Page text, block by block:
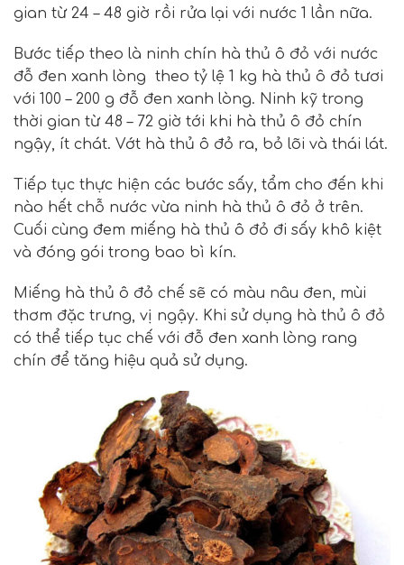
gian từ 24 – 48 giờ rồi rửa lại với nước 1 lần nữa.
Bước tiếp theo là ninh chín hà thủ ô đỏ với nước
đỗ đen xanh lòng theo tỷ lệ 1 kg hà thủ ô đỏ tươi
với 100 – 200 g đỗ đen xanh lòng. Ninh kỹ trong
thời gian từ 48 – 72 giờ tới khi hà thủ ô đỏ chín
ngậy, ít chát. Vớt hà thủ ô đỏ ra, bỏ lõi và thái lát.
Tiếp tục thực hiện các bước sấy, tẩm cho đến khi
nào hết chỗ nước vừa ninh hà thủ ô đỏ ở trên.
Cuối cùng đem miếng hà thủ ô đỏ đi sấy khô kiệt
và đóng gói trong bao bì kín.
Miếng hà thủ ô đỏ chế sẽ có màu nâu đen, mùi
thơm đặc trưng, vị ngậy. Khi sử dụng hà thủ ô đỏ
có thể tiếp tục chế với đỗ đen xanh lòng rang
chín để tăng hiệu quả sử dụng.